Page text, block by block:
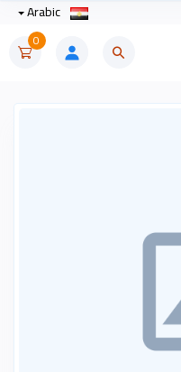
0